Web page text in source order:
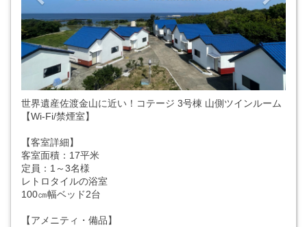
世界遺産佐渡金山に近い！コテージ 3号棟 山側ツインルーム
【Wi-Fi/禁煙室】
【客室詳細】
客室面積：17平米
定員：1～3名様
レトロタイルの浴室
100㎝幅ベッド2台
【アメニティ・備品】